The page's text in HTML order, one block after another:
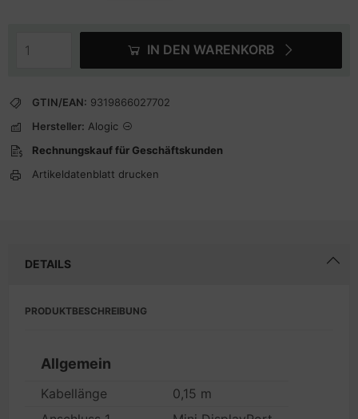
IN DEN WARENKORB
GTIN/EAN: 9319866027702
Hersteller: Alogic
Rechnungskauf für Geschäftskunden
Artikeldatenblatt drucken
DETAILS
PRODUKTBESCHREIBUNG
Allgemein
Kabellänge
0,15 m